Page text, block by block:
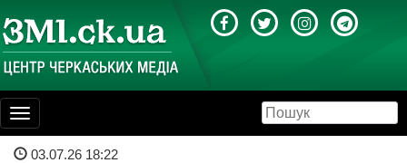
Toggle
navigation
03.07.26 18:22